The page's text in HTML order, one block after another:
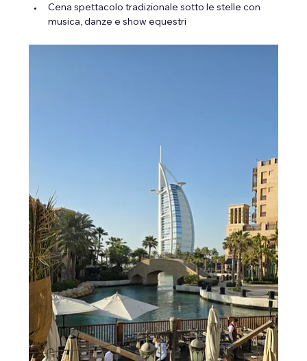
Cena spettacolo tradizionale sotto le stelle con
musica, danze e show equestri